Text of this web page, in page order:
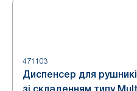
471103
Диспенсер для